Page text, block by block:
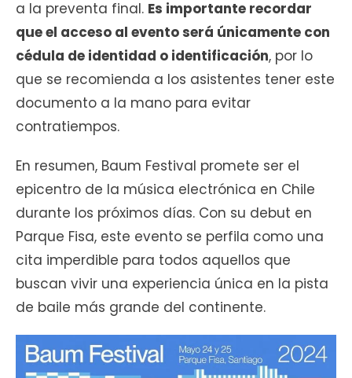
a la preventa final. Es importante recordar
que el acceso al evento será únicamente con
cédula de identidad o identificación, por lo
que se recomienda a los asistentes tener este
documento a la mano para evitar
contratiempos.
En resumen, Baum Festival promete ser el
epicentro de la música electrónica en Chile
durante los próximos días. Con su debut en
Parque Fisa, este evento se perfila como una
cita imperdible para todos aquellos que
buscan vivir una experiencia única en la pista
de baile más grande del continente.